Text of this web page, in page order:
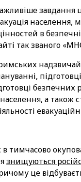
завдання
населення,
в
так званого
безпечних
а також
в тимчасово
знищуються
це